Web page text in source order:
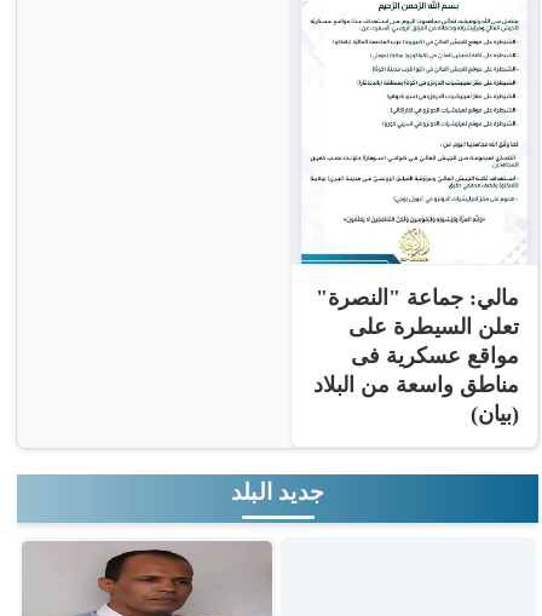
مالي: جماعة "النصرة"
تعلن السيطرة على
مواقع عسكرية فى
مناطق واسعة من البلاد
(بيان)
جديد البلد